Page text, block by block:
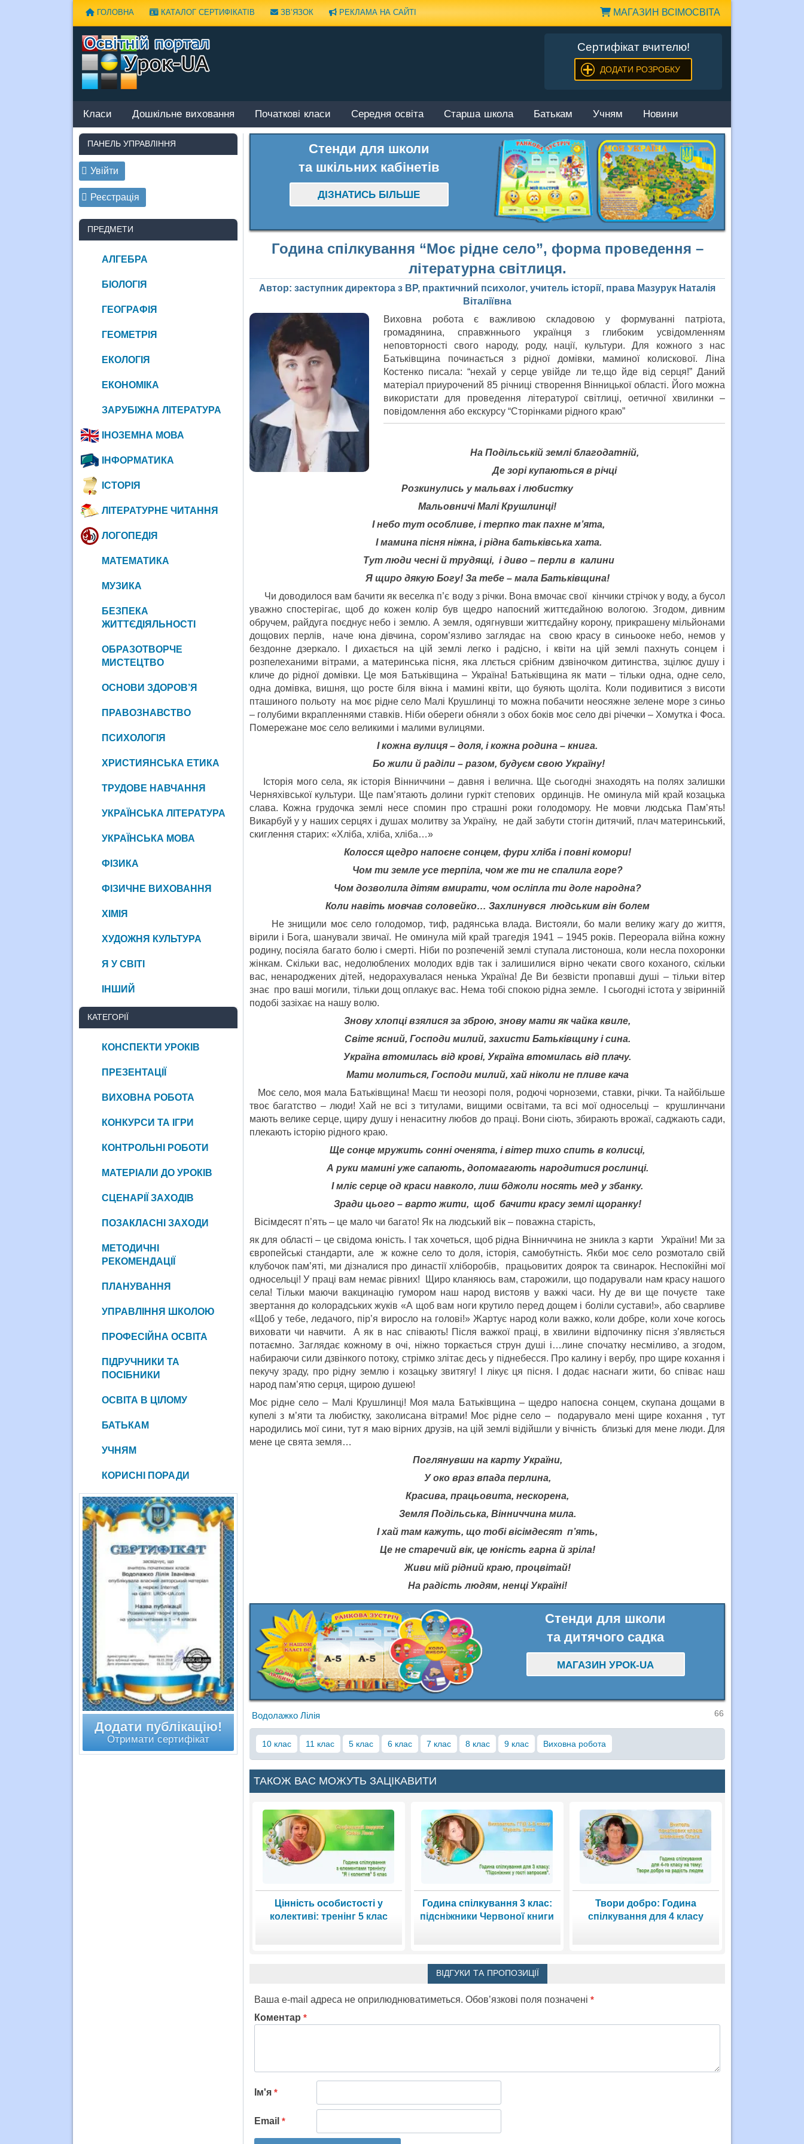
МАГАЗИН ВСІМОСВІТА
ГОЛОВНА КАТАЛОГ СЕРТИФІКАТІВ ЗВ’ЯЗОК РЕКЛАМА НА САЙТІ
Сертифікат вчителю!
ДОДАТИ РОЗРОБКУ
Класи Дошкільне виховання Початкові класи Середня освіта Старша школа Батькам Учням Новини
Стенди для школи
та шкільних кабінетів
ДІЗНАТИСЬ БІЛЬШЕ
Година спілкування “Моє рідне село”, форма проведення –
літературна світлиця.
Автор: заступник директора з ВР, практичний психолог, учитель історії, права Мазурук Наталія
Віталіївна
Виховна робота є важливою складовою у формуванні патріота,
громадянина, справжннього українця з глибоким усвідомленням
неповторності свого народу, роду, нації, культури. Для кожного з нас
Батьківщина починається з рідної домівки, маминої колискової. Ліна
Костенко писала: “нехай у серце увійде ли те,що йде від серця!” Даний
матеріал приурочений 85 річниці створення Вінницької області. Його можна
використати для проведення літературої світлиці, оетичної хвилинки –
повідомлення або екскурсу “Сторінками рідного краю”
На Подільській землі благодатній,
Де зорі купаються в річці
Розкинулись у мальвах і любистку
Мальовничі Малі Крушлинці!
І небо тут особливе, і терпко так пахне м’ята,
І мамина пісня ніжна, і рідна батьківська хата.
Тут люди чесні й трудящі, і диво – перли в калини
Я щиро дякую Богу! За тебе – мала Батьківщина!
Чи доводилося вам бачити як веселка п’є воду з річки. Вона вмочає свої кінчики стрічок у воду, а бусол
уважно спостерігає, щоб до кожен колір був щедро напоєний життєдайною вологою. Згодом, дивним
обручем, райдуга поєднує небо і землю. А земля, одягнувши життєдайну корону, прикрашену мільйонами
дощових перлів, наче юна дівчина, сором’язливо заглядає на свою красу в синьооке небо, немов у
бездонне дзеркало. І дихається на цій землі легко і радісно, і квіти на цій землі пахнуть сонцем і
розпелеханими вітрами, а материнська пісня, яка ллється срібним дзвіночком дитинства, зцілює душу і
кличе до рідної домівки. Це моя Батьківщина – Україна! Батьківщина як мати – тільки одна, одне село,
одна домівка, вишня, що росте біля вікна і мамині квіти, що буяють щоліта. Коли подивитися з висоти
пташиного польоту на моє рідне село Малі Крушлинці то можна побачити неосяжне зелене море з синьо
– голубими вкрапленнями ставків. Ніби обереги обняли з обох боків моє село дві річечки – Хомутка і Фоса.
Помережане моє село великими і малими вулицями.
І кожна вулиця – доля, і кожна родина – книга.
Бо жили й раділи – разом, будуєм свою Україну!
Історія мого села, як історія Вінниччини – давня і велична. Ще сьогодні знаходять на полях залишки
Черняхівської культури. Ще пам’ятають долини гуркіт степових ординців. Не оминула мій край козацька
слава. Кожна грудочка землі несе спомин про страшні роки голодомору. Не мовчи людська Пам’ять!
Викарбуй у у наших серцях і душах молитву за Україну, не дай забути стогін дитячий, плач материнський,
скиглення старих: «Хліба, хліба, хліба…»
Колосся щедро напоєне сонцем, фури хліба і повні комори!
Чом ти земле усе терпіла, чом же ти не спалила горе?
Чом дозволила дітям вмирати, чом осліпла ти доле народна?
Коли навіть мовчав соловейко… Захлинувся людським він болем
Не знищили моє село голодомор, тиф, радянська влада. Вистояли, бо мали велику жагу до життя,
вірили і Бога, шанували звичаї. Не оминула мій край трагедія 1941 – 1945 років. Переорала війна кожну
родину, посіяла багато болю і смерті. Ніби по розпеченій землі ступала листоноша, коли несла похоронки
жінкам. Скільки вас, недолюблених молодих вдів так і залишилися вірно чекати свого коханого, скільки
вас, ненароджених дітей, недорахувалася ненька Україна! Де Ви безвісти пропавші душі – тільки вітер
знає про ваші могили, тільки дощ оплакує вас. Нема тобі спокою рідна земле. І сьогодні істота у звіринній
подобі зазіхає на нашу волю.
Знову хлопці взялися за зброю, знову мати як чайка квиле,
Світе ясний, Господи милий, захисти Батьківщину і сина.
Україна втомилась від крові, Україна втомилась від плачу.
Мати молиться, Господи милий, хай ніколи не пливе кача
Моє село, моя мала Батьківщина! Маєш ти неозорі поля, родючі чорноземи, ставки, річки. Та найбільше
твоє багатство – люди! Хай не всі з титулами, вищими освітами, та всі мої односельці – крушлинчани
мають велике серце, щиру душу і ненаситну любов до праці. Вони сіють, збирають врожаї, саджають сади,
плекають історію рідного краю.
Ще сонце мружить сонні оченята, і вітер тихо спить в колисці,
А руки мамині уже сапають, допомагають народитися рослинці.
І мліє серце од краси навколо, лиш бджоли носять мед у збанку.
Зради цього – варто жити, щоб бачити красу землі щоранку!
Вісімдесят п’ять – це мало чи багато! Як на людський вік – поважна старість,
як для області – це свідома юність. І так хочеться, щоб рідна Вінниччина не зникла з карти України! Ми за
європейські стандарти, але ж кожне село то доля, історія, самобутність. Якби моє село розмотало свій
клубочок пам’яті, ми дізналися про династії хліборобів, працьовитих доярок та свинарок. Неспокійні мої
односельці! У праці вам немає рівних! Щиро кланяюсь вам, старожили, що подарували нам красу нашого
села! Тільки маючи вакцинацію гумором наш народ вистояв у важкі часи. Ну де ви ще почуєте таке
звертання до колорадських жуків «А щоб вам ноги крутило перед дощем і боліли сустави!», або сварливе
«Щоб у тебе, ледачого, пір’я виросло на голові!» Жартує народ коли важко, коли добре, коли хоче когось
виховати чи навчити. А як в нас співають! Після важкої праці, в хвилини відпочинку пісня з’являється
потаємно. Заглядає кожному в очі, ніжно торкається струн душі і…лине спочатку несміливо, а згодом,
набираючи сили дзвінкого потоку, стрімко злітає десь у піднебесся. Про калину і вербу, про щире кохання і
пекучу зраду, про рідну землю і козацьку звитягу! І лікує ця пісня. І додає наснаги жити, бо співає наш
народ пам’ятю серця, щирою душею!
Моє рідне село – Малі Крушлинці! Моя мала Батьківщина – щедро напоєна сонцем, скупана дощами в
купелі з м’яти та любистку, заколисана вітрами! Моє рідне село – подарувало мені щире кохання , тут
народились мої сини, тут я маю вірних друзів, на цій землі відійшли у вічність близькі для мене люди. Для
мене це свята земля…
Поглянувши на карту України,
У око враз впада перлина,
Красива, працьовита, нескорена,
Земля Подільська, Вінниччина мила.
І хай там кажуть, що тобі вісімдесят п’ять,
Це не старечий вік, це юність гарна й зріла!
Живи мій рідний краю, процвітай!
На радість людям, ненці Україні!
Стенди для школи
та дитячого садка
МАГАЗИН УРОК-UA
Водолажко Лілія 66
10 клас 11 клас 5 клас 6 клас 7 клас 8 клас 9 клас Виховна робота
ТАКОЖ ВАС МОЖУТЬ ЗАЦІКАВИТИ
Цінність особистості у
колективі: тренінг 5 клас
Година спілкування 3 клас:
підсніжники Червоної книги
Твори добро: Година
спілкування для 4 класу
ВІДГУКИ ТА ПРОПОЗИЦІЇ
Ваша e-mail адреса не оприлюднюватиметься. Обов’язкові поля позначені *
Коментар *
Ім'я *
Email *
ПАНЕЛЬ УПРАВЛІННЯ
Увійти
Реєстрація
ПРЕДМЕТИ
АЛГЕБРА
БІОЛОГІЯ
ГЕОГРАФІЯ
ГЕОМЕТРІЯ
ЕКОЛОГІЯ
ЕКОНОМІКА
ЗАРУБІЖНА ЛІТЕРАТУРА
ІНОЗЕМНА МОВА
ІНФОРМАТИКА
ІСТОРІЯ
ЛІТЕРАТУРНЕ ЧИТАННЯ
ЛОГОПЕДІЯ
МАТЕМАТИКА
МУЗИКА
БЕЗПЕКА
ЖИТТЄДІЯЛЬНОСТІ
ОБРАЗОТВОРЧЕ
МИСТЕЦТВО
ОСНОВИ ЗДОРОВ’Я
ПРАВОЗНАВСТВО
ПСИХОЛОГІЯ
ХРИСТИЯНСЬКА ЕТИКА
ТРУДОВЕ НАВЧАННЯ
УКРАЇНСЬКА ЛІТЕРАТУРА
УКРАЇНСЬКА МОВА
ФІЗИКА
ФІЗИЧНЕ ВИХОВАННЯ
ХІМІЯ
ХУДОЖНЯ КУЛЬТУРА
Я У СВІТІ
ІНШИЙ
КАТЕГОРІЇ
КОНСПЕКТИ УРОКІВ
ПРЕЗЕНТАЦІЇ
ВИХОВНА РОБОТА
КОНКУРСИ ТА ІГРИ
КОНТРОЛЬНІ РОБОТИ
МАТЕРІАЛИ ДО УРОКІВ
СЦЕНАРІЇ ЗАХОДІВ
ПОЗАКЛАСНІ ЗАХОДИ
МЕТОДИЧНІ
РЕКОМЕНДАЦІЇ
ПЛАНУВАННЯ
УПРАВЛІННЯ ШКОЛОЮ
ПРОФЕСІЙНА ОСВІТА
ПІДРУЧНИКИ ТА
ПОСІБНИКИ
ОСВІТА В ЦІЛОМУ
БАТЬКАМ
УЧНЯМ
КОРИСНІ ПОРАДИ
Додати публікацію!
Отримати сертифікат